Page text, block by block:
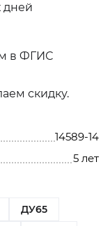
дней
в ФГИС
скидку.
14589-14
5 лет
ДУ65